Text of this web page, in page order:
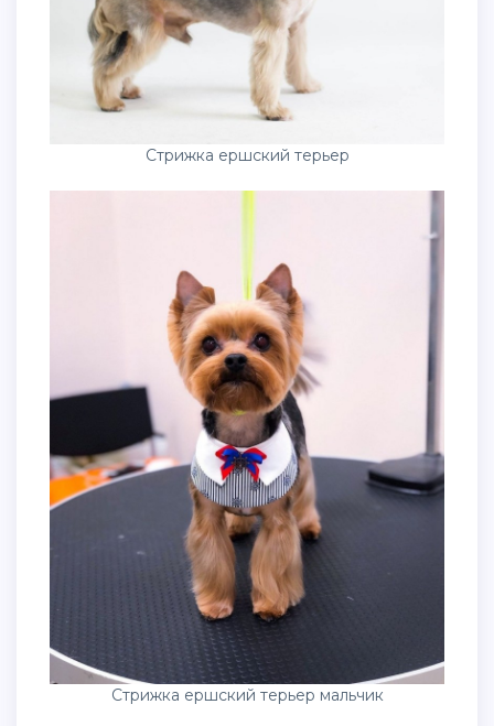
Стрижка ершский терьер
Стрижка ершский терьер мальчик